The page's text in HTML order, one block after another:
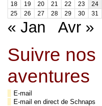
18
19 20 21 22 23
24
25
26 27 28 29 30 31
« Jan Avr »
Suivre nos
aventures
E-mail
E-mail en direct de Schnaps